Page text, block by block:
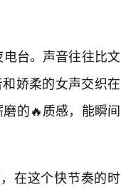
台。声音往往比文
娇柔的女声交织在
的🔥质感，能瞬间
在这个快节奏的时